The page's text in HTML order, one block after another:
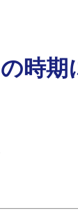
時